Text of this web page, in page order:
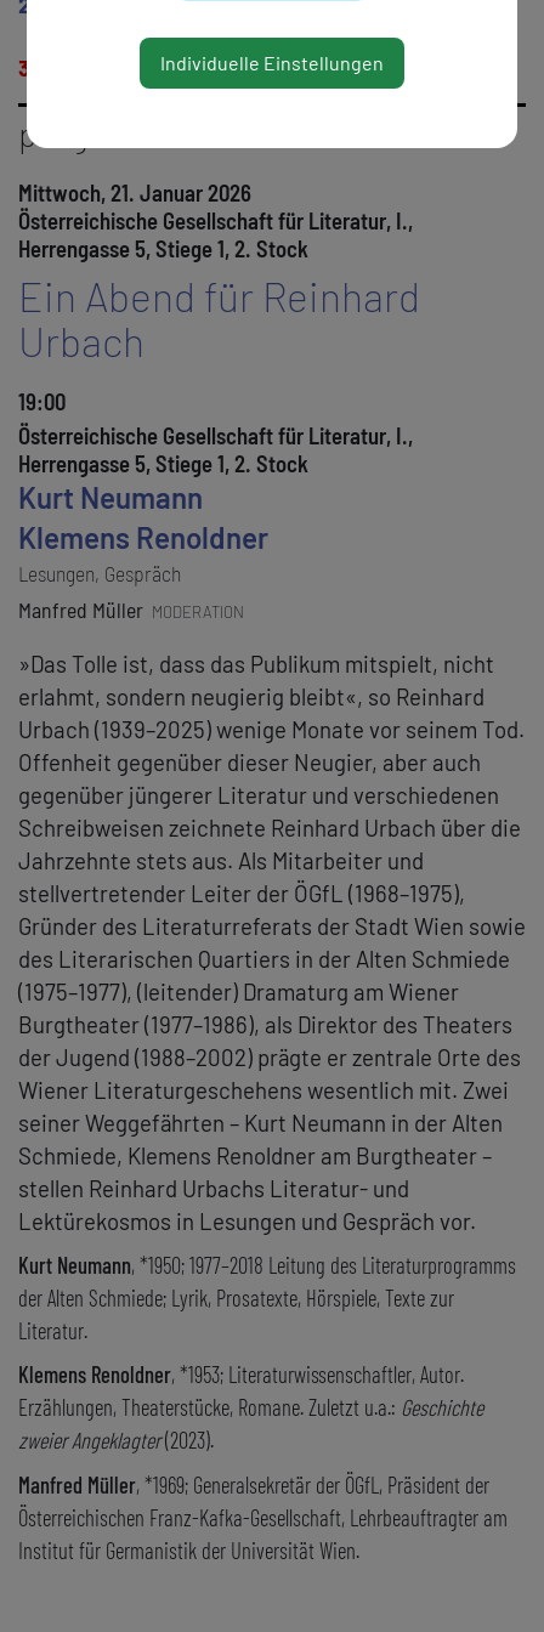
Gauß, A. Weidenholzer, H. Rizy
30
Freitagsgespräch: Georg Fritsch
programm
Mittwoch, 21. Januar 2026
Österreichische Gesellschaft für Literatur, I.,
Herrengasse 5, Stiege 1, 2. Stock
Ein Abend für Reinhard
Urbach
19:00
Österreichische Gesellschaft für Literatur, I.,
Herrengasse 5, Stiege 1, 2. Stock
Kurt Neumann
Klemens Renoldner
Lesungen, Gespräch
Manfred Müller MODERATION
»Das Tolle ist, dass das Publikum mitspielt, nicht
erlahmt, sondern neugierig bleibt«, so Reinhard
Urbach (1939–2025) wenige Monate vor seinem Tod.
Offenheit gegenüber dieser Neugier, aber auch
gegenüber jüngerer Literatur und verschiedenen
Schreibweisen zeichnete Reinhard Urbach über die
Jahrzehnte stets aus. Als Mitarbeiter und
stellvertretender Leiter der ÖGfL (1968–1975),
Gründer des Literaturreferats der Stadt Wien sowie
des Literarischen Quartiers in der Alten Schmiede
(1975–1977), (leitender) Dramaturg am Wiener
Burgtheater (1977–1986), als Direktor des Theaters
der Jugend (1988–2002) prägte er zentrale Orte des
Wiener Literaturgeschehens wesentlich mit. Zwei
seiner Weggefährten – Kurt Neumann in der Alten
Schmiede, Klemens Renoldner am Burgtheater –
stellen Reinhard Urbachs Literatur- und
Lektürekosmos in Lesungen und Gespräch vor.
Kurt Neumann, *1950; 1977–2018 Leitung des Literaturprogramms
der Alten Schmiede; Lyrik, Prosatexte, Hörspiele, Texte zur
Literatur.
Klemens Renoldner, *1953; Literaturwissenschaftler, Autor.
Erzählungen, Theaterstücke, Romane. Zuletzt u.a.: Geschichte
zweier Angeklagter(2023).
Manfred Müller, *1969; Generalsekretär der ÖGfL, Präsident der
Österreichischen Franz-Kafka-Gesellschaft, Lehrbeauftragter am
Institut für Germanistik der Universität Wien.
Individuelle Einstellungen